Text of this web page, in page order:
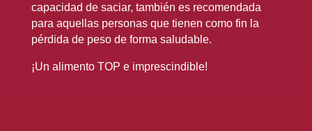
capacidad de saciar, también es recomendada
para aquellas personas que tienen como fin la
pérdida de peso de forma saludable.
¡Un alimento TOP e imprescindible!